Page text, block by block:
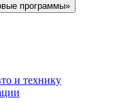
программы»
и технику